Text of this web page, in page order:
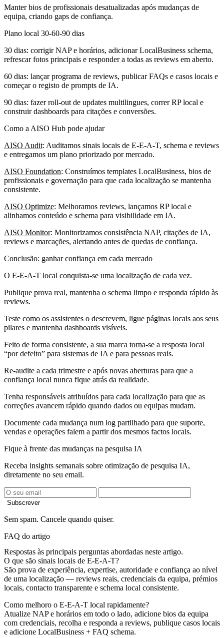
Manter bios de profissionais desatualizadas após mudanças de
equipa, criando gaps de confiança.
Plano local 30-60-90 dias
30 dias: corrigir NAP e horários, adicionar LocalBusiness schema,
refrescar fotos principais e responder a todas as reviews em aberto.
60 dias: lançar programa de reviews, publicar FAQs e casos locais e
começar o registo de prompts de IA.
90 dias: fazer roll-out de updates multilingues, correr RP local e
construir dashboards para citações e conversões.
Como a AISO Hub pode ajudar
AISO Audit: Auditamos sinais locais de E-E-A-T, schema e reviews
e entregamos um plano priorizado por mercado.
AISO Foundation: Construímos templates LocalBusiness, bios de
profissionais e governação para que cada localização se mantenha
consistente.
AISO Optimize: Melhoramos reviews, lançamos RP local e
alinhamos conteúdo e schema para visibilidade em IA.
AISO Monitor: Monitorizamos consistência NAP, citações de IA,
reviews e marcações, alertando antes de quedas de confiança.
Conclusão: ganhar confiança em cada mercado
O E-E-A-T local conquista-se uma localização de cada vez.
Publique prova real, mantenha o schema limpo e responda rápido às
reviews.
Teste como os assistentes o descrevem, ligue páginas locais aos seus
pilares e mantenha dashboards visíveis.
Feito de forma consistente, a sua marca torna-se a resposta local
“por defeito” para sistemas de IA e para pessoas reais.
Re-audite a cada trimestre e após novas aberturas para que a
confiança local nunca fique atrás da realidade.
Tenha responsáveis atribuídos para cada localização para que as
correções avancem rápido quando dados ou equipas mudam.
Documente cada mudança num log partilhado para que suporte,
vendas e operações falem a partir dos mesmos factos locais.
Fique à frente das mudanças na pesquisa IA
Receba insights semanais sobre otimização de pesquisa IA,
diretamente no seu email.
Subscrever
Sem spam. Cancele quando quiser.
FAQ do artigo
Respostas às principais perguntas abordadas neste artigo.
O que são sinais locais de E-E-A-T?
São prova de experiência, expertise, autoridade e confiança ao nível
de uma localização — reviews reais, credenciais da equipa, prémios
locais, contacto transparente e schema local consistente.
Como melhoro o E-E-A-T local rapidamente?
Atualize NAP e horários em todo o lado, adicione bios da equipa
com credenciais, recolha e responda a reviews, publique casos locais
e adicione LocalBusiness + FAQ schema.